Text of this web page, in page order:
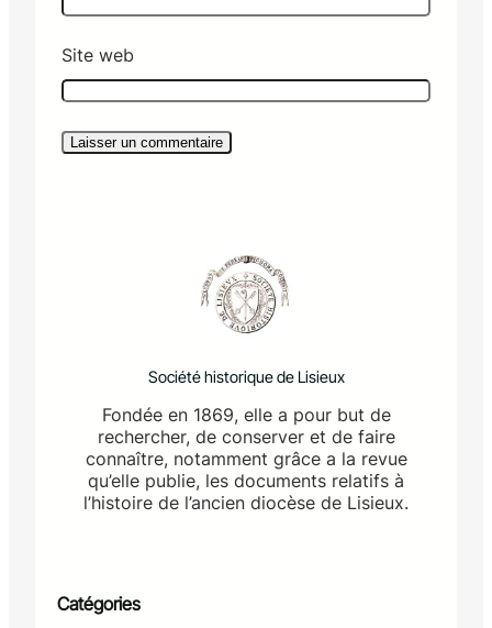
Site web
Société historique de Lisieux
Fondée en 1869, elle a pour but de
rechercher, de conserver et de faire
connaître, notamment grâce a la revue
qu’elle publie, les documents relatifs à
l’histoire de l’ancien diocèse de Lisieux.
Catégories